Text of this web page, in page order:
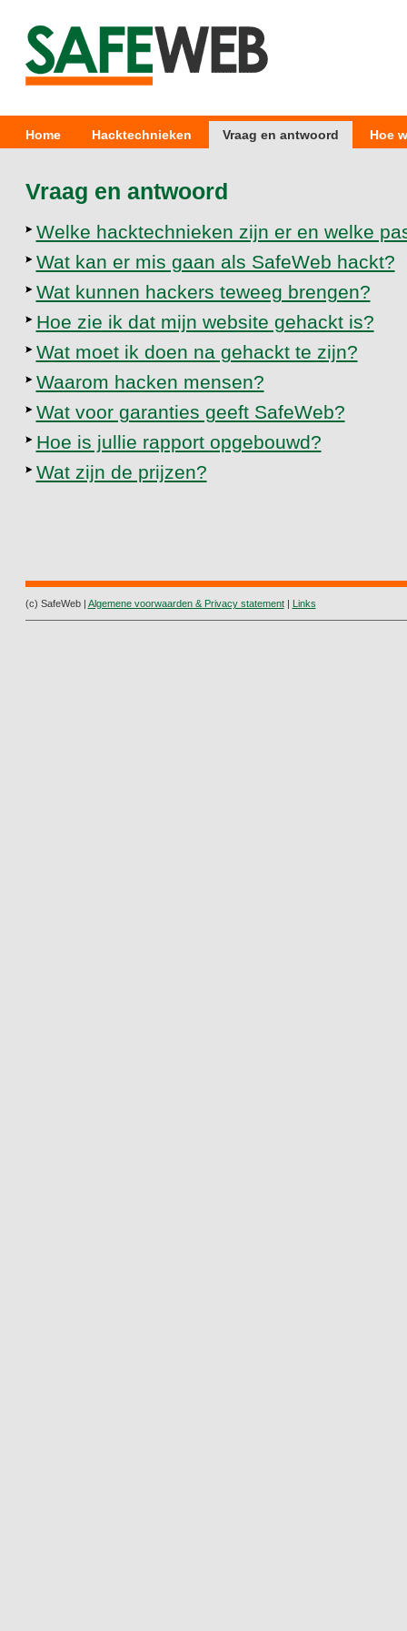
Home Hacktechnieken Vraag en antwoord Hoe
Vraag en antwoord
Welke hacktechnieken zijn er en welke
Wat kan er mis gaan als SafeWeb hackt?
Wat kunnen hackers teweeg brengen?
Hoe zie ik dat mijn website gehackt is?
Wat moet ik doen na gehackt te zijn?
Waarom hacken mensen?
Wat voor garanties geeft SafeWeb?
Hoe is jullie rapport opgebouwd?
Wat zijn de prijzen?
(c) SafeWeb | Algemene voorwaarden & Privacy statement| Links